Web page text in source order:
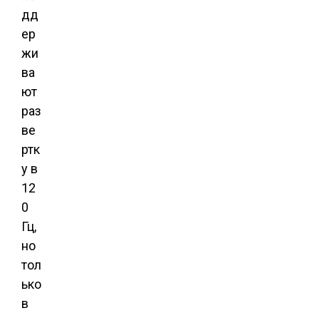
дд
ер
жи
ва
ют
раз
ве
ртк
у в
12
0
Гц,
но
тол
ько
в